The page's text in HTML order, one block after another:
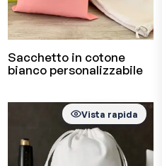
Sacchetto in cotone
bianco personalizzabile
Vista rapida